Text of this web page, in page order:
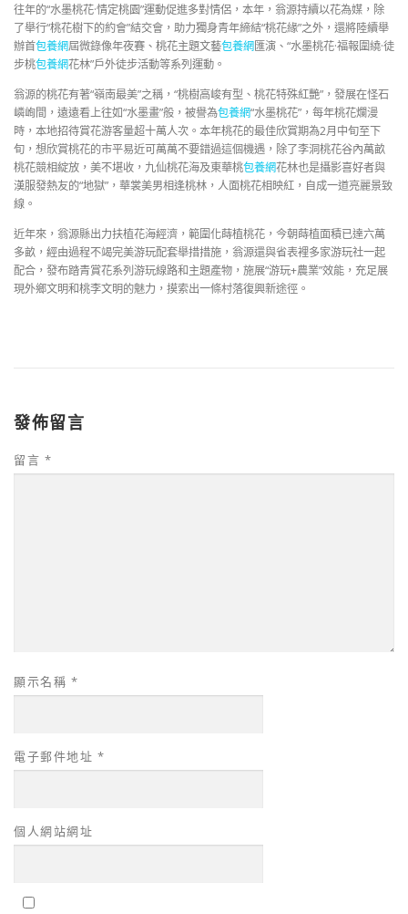
往年的“水墨桃花·情定桃園”運動促進多對情侶，本年，翁源持續以花為媒，除
了舉行“桃花樹下的約會”結交會，助力獨身青年締結“桃花緣”之外，還將陸續舉
辦首包養網屆微錄像年夜賽、桃花主題文藝包養網匯演、“水墨桃花·福報圍繞·徒
步桃包養網花林”戶外徒步活動等系列運動。
翁源的桃花有著“嶺南最美”之稱，“桃樹高峻有型、桃花特殊紅艷”，發展在怪石
嶙峋間，遠遠看上往如“水墨畫”般，被譽為包養網“水墨桃花”，每年桃花爛漫
時，本地招待賞花游客量超十萬人次。本年桃花的最佳欣賞期為2月中旬至下
旬，想欣賞桃花的市平易近可萬萬不要錯過這個機遇，除了李洞桃花谷內萬畝
桃花競相綻放，美不堪收，九仙桃花海及東華桃包養網花林也是攝影喜好者與
漢服發熱友的“地獄”，華裳美男相逢桃林，人面桃花相映紅，自成一道亮麗景致
線。
近年來，翁源縣出力扶植花海經濟，範圍化蒔植桃花，今朝蒔植面積已達六萬
多畝，經由過程不竭完美游玩配套舉措措施，翁源還與省表裡多家游玩社一起
配合，發布踏青賞花系列游玩線路和主題產物，施展“游玩+農業”效能，充足展
現外鄉文明和桃李文明的魅力，摸索出一條村落復興新途徑。
發佈留言
留言 *
顯示名稱 *
電子郵件地址 *
個人網站網址